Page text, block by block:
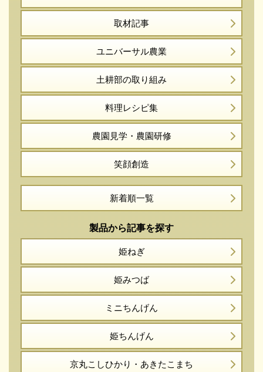
取材記事
ユニバーサル農業
土耕部の取り組み
料理レシピ集
農園見学・農園研修
笑顔創造
新着順一覧
製品から記事を探す
姫ねぎ
姫みつば
ミニちんげん
姫ちんげん
京丸こしひかり・ あきたこまち